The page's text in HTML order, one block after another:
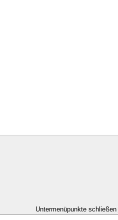
Untermenüpunkte schließen